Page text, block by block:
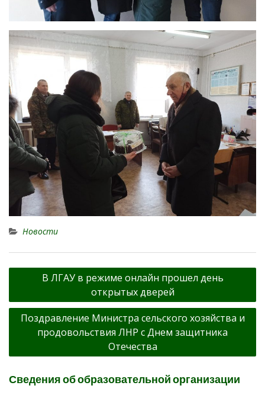
Новости
Навигация
записям
В ЛГАУ в режиме онлайн прошел день
открытых дверей
Поздравление Министра сельского хозяйства и
продовольствия ЛНР с Днем защитника
Отечества
Сведения об образовательной организации